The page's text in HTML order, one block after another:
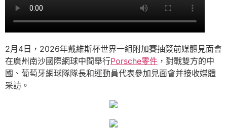
2月4日，2026年戴維斯杯世界一組附加賽抽簽前媒體見面會
在廣州南沙國際網球中間舉行Porsche零件 ，對戰雙方的中
國、葡萄牙網球隊隊長和運動員代表參加見面會并接收媒體
采訪。